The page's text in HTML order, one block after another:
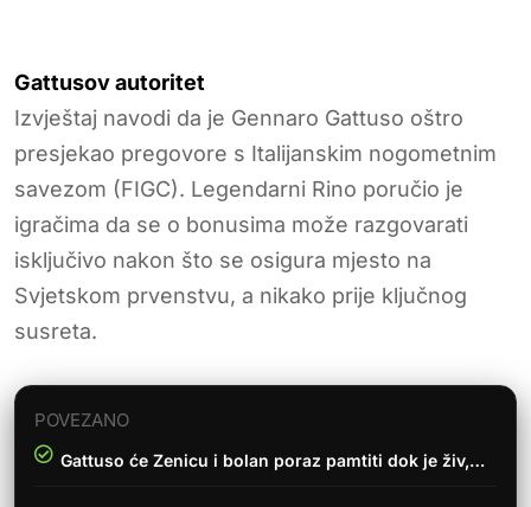
Gattusov autoritet
Izvještaj navodi da je Gennaro Gattuso oštro
presjekao pregovore s Italijanskim nogometnim
savezom (FIGC). Legendarni Rino poručio je
igračima da se o bonusima može razgovarati
isključivo nakon što se osigura mjesto na
Svjetskom prvenstvu, a nikako prije ključnog
susreta.
POVEZANO
Gattuso će Zenicu i bolan poraz pamtiti dok je živ,…